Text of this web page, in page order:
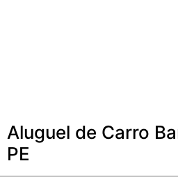
Aluguel de Carro
PE